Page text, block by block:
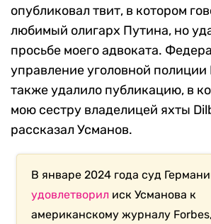
опубликовал твит, в котором
любимый олигарх Путина, но
просьбе моего адвоката.
управление уголовной полиции
также удалило публикацию, в
мою сестру владелицей яхты
рассказал Усманов.
В январе 2024 года суд
удовлетворил иск Усманова к
американскому журналу